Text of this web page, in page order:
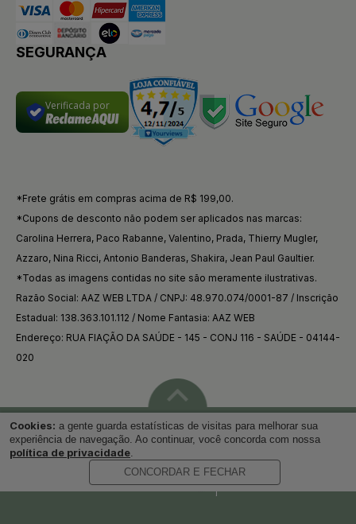
SEGURANÇA
Verificada por
*Frete grátis em compras acima de R$ 199,00.
*Cupons de desconto não podem ser aplicados nas marcas:
Carolina Herrera, Paco Rabanne, Valentino, Prada, Thierry Mugler,
Azzaro, Nina Ricci, Antonio Banderas, Shakira, Jean Paul Gaultier.
*Todas as imagens contidas no site são meramente ilustrativas.
Razão Social: AAZ WEB LTDA / CNPJ: 48.970.074/0001-87 / Inscrição
Estadual: 138.363.101.112 / Nome Fantasia: AAZ WEB
Endereço: RUA FIAÇÃO DA SAÚDE - 145 - CONJ 116 - SAÚDE - 04144-
020
Voltar ao topo
Desenvolvido por
Cookies: a gente guarda estatísticas de visitas para melhorar sua
experiência de navegação. Ao continuar, você concorda com nossa
política de privacidade.
CONCORDAR E FECHAR